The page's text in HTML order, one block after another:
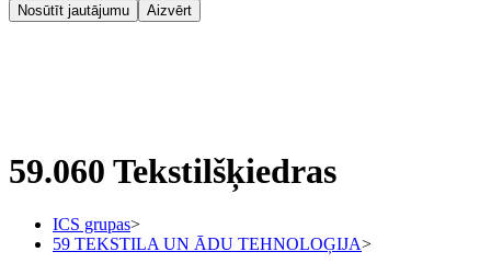
Nosūtīt jautājumu Aizvērt
59.060 Tekstilšķiedras
ICS grupas>
59 TEKSTILA UN ĀDU TEHNOLOĢIJA>